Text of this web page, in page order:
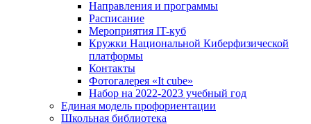
Направления и программы
Расписание
Мероприятия IT-куб
Кружки Национальной Киберфизической
платформы
Контакты
Фотогалерея «It cube»
Набор на 2022-2023 учебный год
Единая модель профориентации
Школьная библиотека